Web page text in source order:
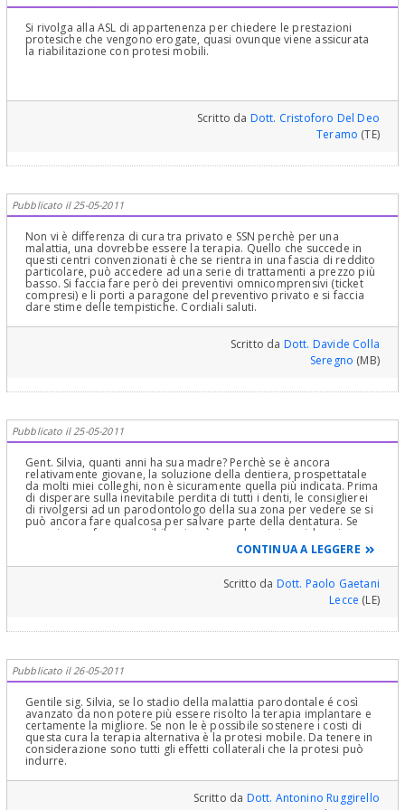
conservativa, endodontica, protesica in presenza di insufficienza
di gengiva aderente, infine vada sul mio sito, le sarà molto utile:
www gustavopetti.it ; le ripeto si faccia visitare da un vero
parodontologo.Le lascio una foto con difetti ossei complessi a più
pareti dovuti a tasche parodontali che vede pulite perchè è stata
Completa in Casi Clinici Complessi ed Ortodonzia e Pedodonzia la
Si rivolga alla ASL di appartenenza per chiedere le prestazioni
protesiche che vengono erogate, quasi ovunque viene assicurata
la riabilitazione con protesi mobili.
Scritto da Dott. Cristoforo Del Deo
Teramo (TE)
Pubblicato il 25-05-2011
Non vi è differenza di cura tra privato e SSN perchè per una
malattia, una dovrebbe essere la terapia. Quello che succede in
questi centri convenzionati è che se rientra in una fascia di reddito
particolare, può accedere ad una serie di trattamenti a prezzo più
basso. Si faccia fare però dei preventivi omnicomprensivi (ticket
compresi) e li porti a paragone del preventivo privato e si faccia
dare stime delle tempistiche. Cordiali saluti.
Scritto da Dott. Davide Colla
Seregno (MB)
Pubblicato il 25-05-2011
Gent. Silvia, quanti anni ha sua madre? Perchè se è ancora
relativamente giovane, la soluzione della dentiera, prospettatale
da molti miei colleghi, non è sicuramente quella più indicata. Prima
di disperare sulla inevitabile perdita di tutti i denti, le consiglierei
di rivolgersi ad un parodontologo della sua zona per vedere se si
può ancora fare qualcosa per salvare parte della dentatura. Se
proprio non fosse possibile, si può prendere in considerazione
anche gli impianti, ma non necessariamente come supporto per
delle protesi totalmente fisse (più costose), bensì come
stabilizzatori di protesi rimovibili o anche per fissare delle protesi
avvitate. Le possibilità sono molte. Se vuole farsi un'idea, la
rimando al mio sito www.dottgaetani.it dove potrà trovare un pò
CONTINUA A LEGGERE
Scritto da Dott. Paolo Gaetani
Lecce (LE)
Pubblicato il 26-05-2011
Gentile sig. Silvia, se lo stadio della malattia parodontale é così
avanzato da non potere più essere risolto la terapia implantare e
certamente la migliore. Se non le è possibile sostenere i costi di
questa cura la terapia alternativa è la protesi mobile. Da tenere in
considerazione sono tutti gli effetti collaterali che la protesi può
indurre.
Scritto da Dott. Antonino Ruggirello